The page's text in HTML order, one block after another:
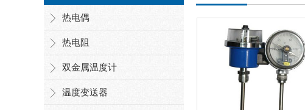
氧化锆氧量分析仪
热电偶
热电阻
双金属温度计
温度变送器